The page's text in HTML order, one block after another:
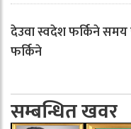
देउवा स्वदेश फर्किने समय
फर्किने
सम्बन्धित खवर